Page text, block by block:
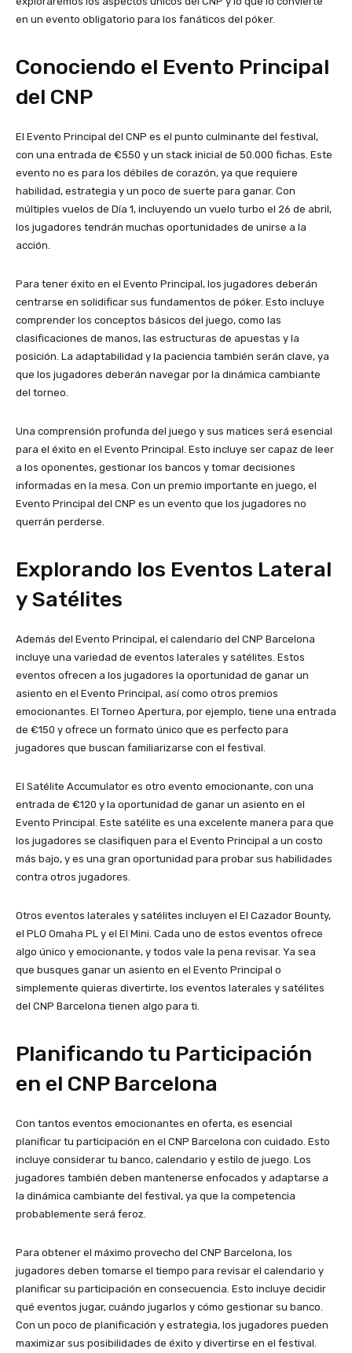
en un evento obligatorio para los fanáticos del póker.
Conociendo el Evento Principal
del CNP
El Evento Principal del CNP es el punto culminante del festival,
con una entrada de €550 y un stack inicial de 50.000 fichas. Este
evento no es para los débiles de corazón, ya que requiere
habilidad, estrategia y un poco de suerte para ganar. Con
múltiples vuelos de Día 1, incluyendo un vuelo turbo el 26 de abril,
los jugadores tendrán muchas oportunidades de unirse a la
acción.
Para tener éxito en el Evento Principal, los jugadores deberán
centrarse en solidificar sus fundamentos de póker. Esto incluye
comprender los conceptos básicos del juego, como las
clasificaciones de manos, las estructuras de apuestas y la
posición. La adaptabilidad y la paciencia también serán clave, ya
que los jugadores deberán navegar por la dinámica cambiante
del torneo.
Una comprensión profunda del juego y sus matices será esencial
para el éxito en el Evento Principal. Esto incluye ser capaz de leer
a los oponentes, gestionar los bancos y tomar decisiones
informadas en la mesa. Con un premio importante en juego, el
Evento Principal del CNP es un evento que los jugadores no
querrán perderse.
Explorando los Eventos Lateral
y Satélites
Además del Evento Principal, el calendario del CNP Barcelona
incluye una variedad de eventos laterales y satélites. Estos
eventos ofrecen a los jugadores la oportunidad de ganar un
asiento en el Evento Principal, así como otros premios
emocionantes. El Torneo Apertura, por ejemplo, tiene una entrada
de €150 y ofrece un formato único que es perfecto para
jugadores que buscan familiarizarse con el festival.
El Satélite Accumulator es otro evento emocionante, con una
entrada de €120 y la oportunidad de ganar un asiento en el
Evento Principal. Este satélite es una excelente manera para que
los jugadores se clasifiquen para el Evento Principal a un costo
más bajo, y es una gran oportunidad para probar sus habilidades
contra otros jugadores.
Otros eventos laterales y satélites incluyen el El Cazador Bounty,
el PLO Omaha PL y el El Mini. Cada uno de estos eventos ofrece
algo único y emocionante, y todos vale la pena revisar. Ya sea
que busques ganar un asiento en el Evento Principal o
simplemente quieras divertirte, los eventos laterales y satélites
del CNP Barcelona tienen algo para ti.
Planificando tu Participación
en el CNP Barcelona
Con tantos eventos emocionantes en oferta, es esencial
planificar tu participación en el CNP Barcelona con cuidado. Esto
incluye considerar tu banco, calendario y estilo de juego. Los
jugadores también deben mantenerse enfocados y adaptarse a
la dinámica cambiante del festival, ya que la competencia
probablemente será feroz.
Para obtener el máximo provecho del CNP Barcelona, los
jugadores deben tomarse el tiempo para revisar el calendario y
planificar su participación en consecuencia. Esto incluye decidir
qué eventos jugar, cuándo jugarlos y cómo gestionar su banco.
Con un poco de planificación y estrategia, los jugadores pueden
maximizar sus posibilidades de éxito y divertirse en el festival.